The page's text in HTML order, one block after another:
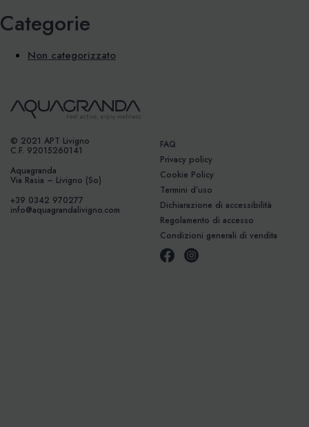
Categorie
Non categorizzato
© 2021 APT Livigno
C.F. 92015260141
Aquagranda
Via Rasia – Livigno (So)
+39 0342 970277
info@aquagrandalivigno.com
FAQ
Privacy policy
Cookie Policy
Termini d’uso
Dichiarazione di accessibilità
Regolamento di accesso
Condizioni generali di vendita